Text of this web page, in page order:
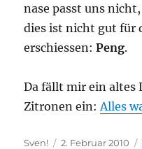
nase passt uns
dies ist nicht gut für
erschiessen:Peng.
Da fällt mir ein altes
Zitronen ein: Alles
Autor
Sven!
Veröffentlicht
2. Februar 2010